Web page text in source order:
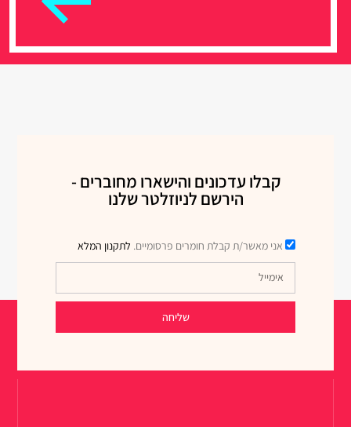
קבלו עדכונים והישארו מחוברים -
הירשם לניוזלטר שלנו
אני מאשר/ת קבלת חומרים פרסומיים. לתקנון המלא
שליחה